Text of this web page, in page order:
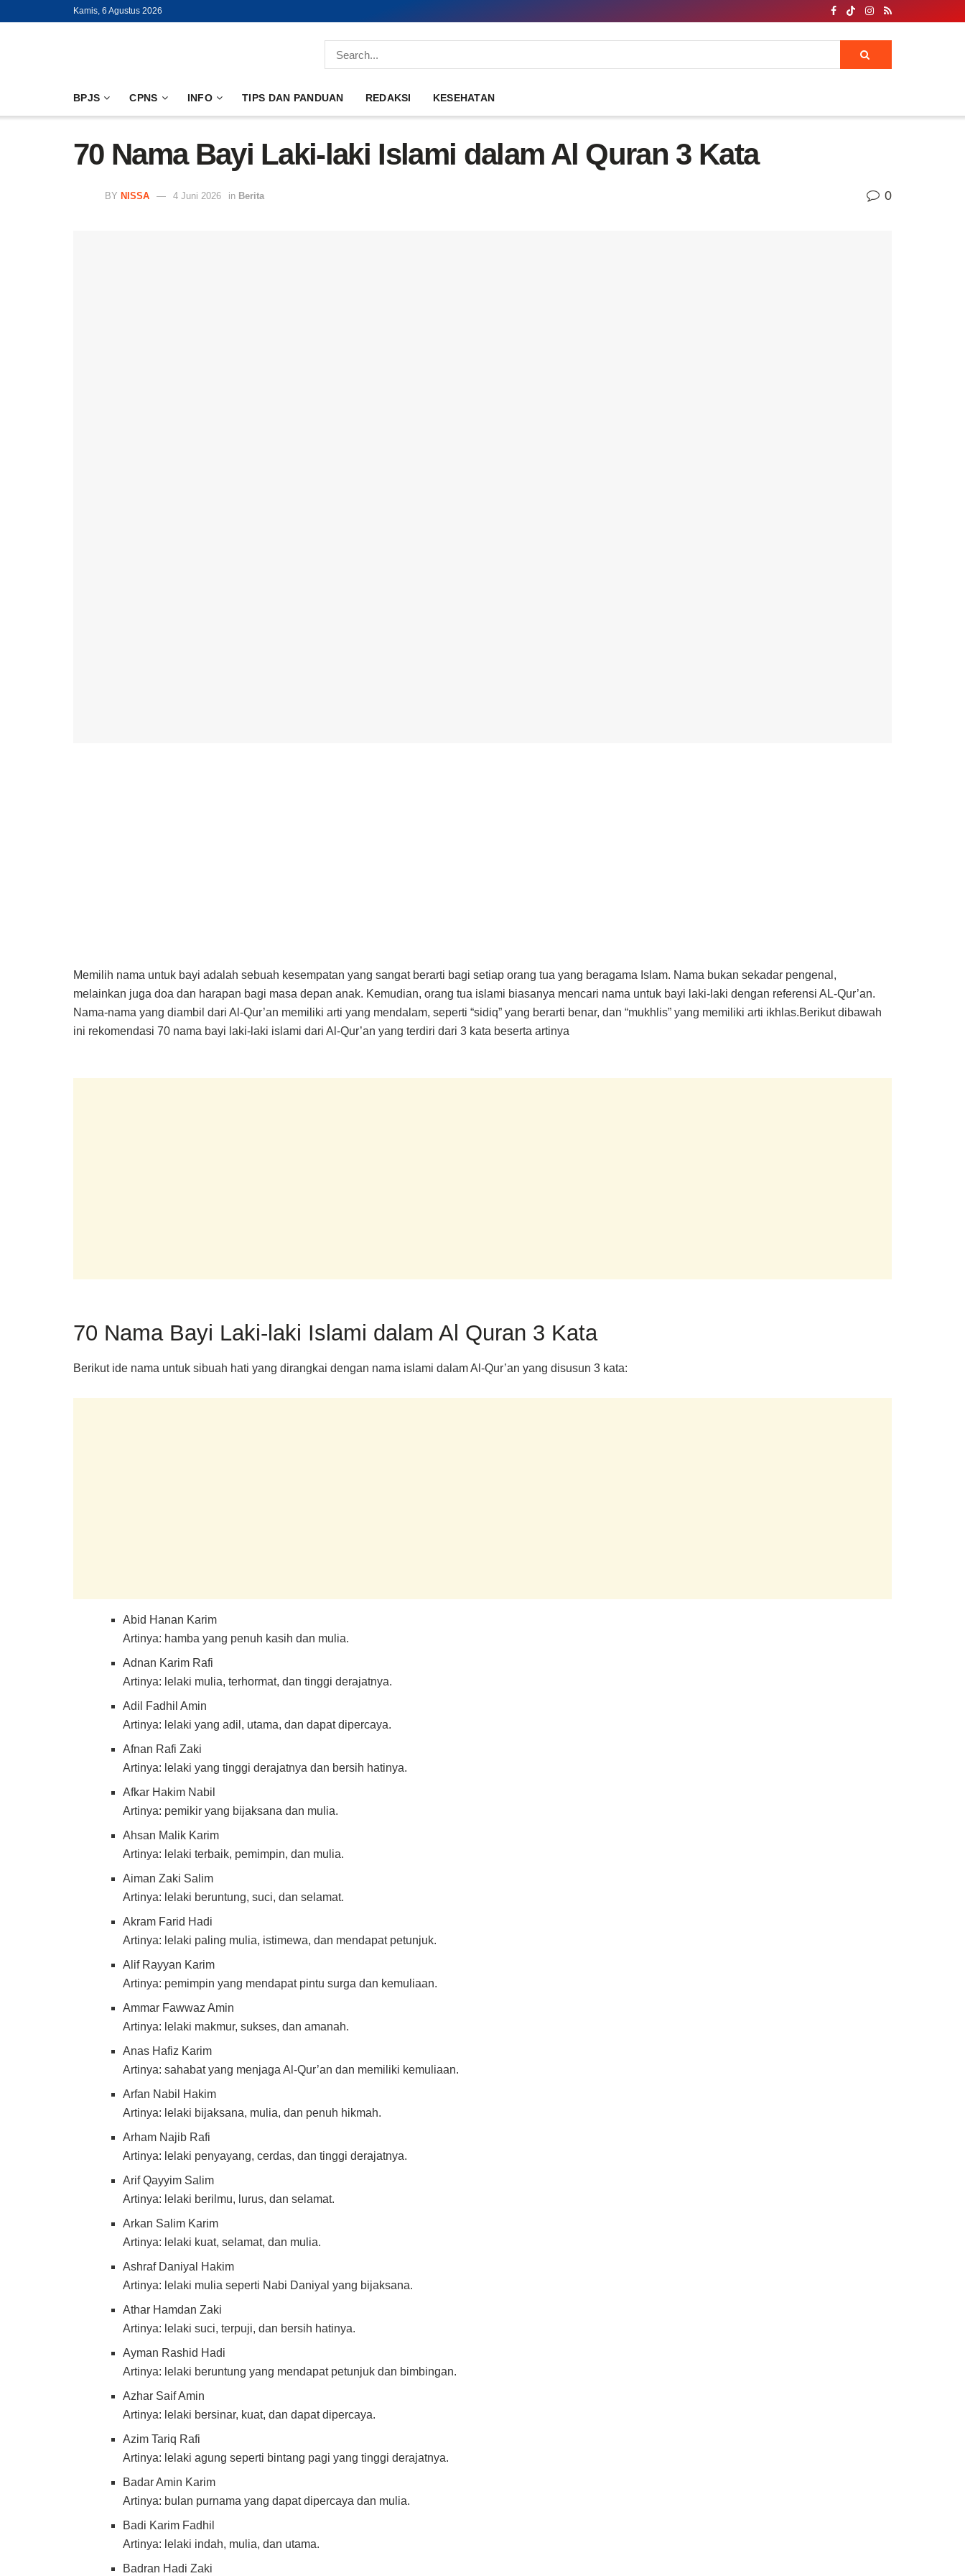
Kamis, 6 Agustus 2026
BPJS CPNS INFO TIPS DAN PANDUAN REDAKSI KESEHATAN
70 Nama Bayi Laki-laki Islami dalam Al Quran 3 Kata
BY NISSA 4 Juni 2026 in Berita 0
Memilih nama untuk bayi adalah sebuah kesempatan yang sangat berarti bagi setiap orang tua yang beragama Islam. Nama bukan sekadar pengenal,
melainkan juga doa dan harapan bagi masa depan anak. Kemudian, orang tua islami biasanya mencari nama untuk bayi laki-laki dengan referensi AL-Qur’an.
Nama-nama yang diambil dari Al-Qur’an memiliki arti yang mendalam, seperti “sidiq” yang berarti benar, dan “mukhlis” yang memiliki arti ikhlas.Berikut dibawah
ini rekomendasi 70 nama bayi laki-laki islami dari Al-Qur’an yang terdiri dari 3 kata beserta artinya
70 Nama Bayi Laki-laki Islami dalam Al Quran 3 Kata
Berikut ide nama untuk sibuah hati yang dirangkai dengan nama islami dalam Al-Qur’an yang disusun 3 kata:
Abid Hanan Karim
Artinya: hamba yang penuh kasih dan mulia.
Adnan Karim Rafi
Artinya: lelaki mulia, terhormat, dan tinggi derajatnya.
Adil Fadhil Amin
Artinya: lelaki yang adil, utama, dan dapat dipercaya.
Afnan Rafi Zaki
Artinya: lelaki yang tinggi derajatnya dan bersih hatinya.
Afkar Hakim Nabil
Artinya: pemikir yang bijaksana dan mulia.
Ahsan Malik Karim
Artinya: lelaki terbaik, pemimpin, dan mulia.
Aiman Zaki Salim
Artinya: lelaki beruntung, suci, dan selamat.
Akram Farid Hadi
Artinya: lelaki paling mulia, istimewa, dan mendapat petunjuk.
Alif Rayyan Karim
Artinya: pemimpin yang mendapat pintu surga dan kemuliaan.
Ammar Fawwaz Amin
Artinya: lelaki makmur, sukses, dan amanah.
Anas Hafiz Karim
Artinya: sahabat yang menjaga Al-Qur’an dan memiliki kemuliaan.
Arfan Nabil Hakim
Artinya: lelaki bijaksana, mulia, dan penuh hikmah.
Arham Najib Rafi
Artinya: lelaki penyayang, cerdas, dan tinggi derajatnya.
Arif Qayyim Salim
Artinya: lelaki berilmu, lurus, dan selamat.
Arkan Salim Karim
Artinya: lelaki kuat, selamat, dan mulia.
Ashraf Daniyal Hakim
Artinya: lelaki mulia seperti Nabi Daniyal yang bijaksana.
Athar Hamdan Zaki
Artinya: lelaki suci, terpuji, dan bersih hatinya.
Ayman Rashid Hadi
Artinya: lelaki beruntung yang mendapat petunjuk dan bimbingan.
Azhar Saif Amin
Artinya: lelaki bersinar, kuat, dan dapat dipercaya.
Azim Tariq Rafi
Artinya: lelaki agung seperti bintang pagi yang tinggi derajatnya.
Badar Amin Karim
Artinya: bulan purnama yang dapat dipercaya dan mulia.
Badi Karim Fadhil
Artinya: lelaki indah, mulia, dan utama.
Badran Hadi Zaki